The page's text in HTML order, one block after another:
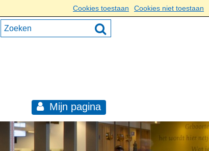
Cookies toestaan Cookies niet toestaan
Mijn pagina